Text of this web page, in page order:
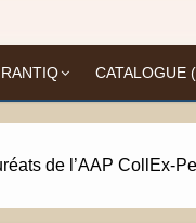
CATALOGUE
de l’AAP CollEx-